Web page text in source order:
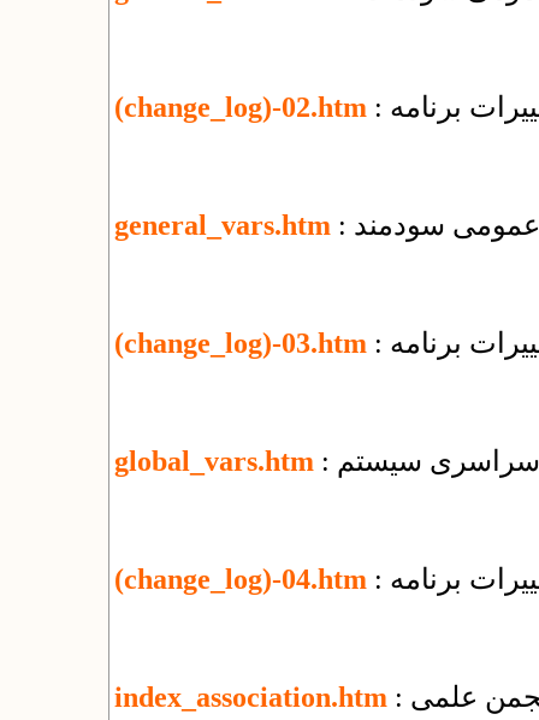
(change_log)-02.htm برنامه
general_vars.htm عمومی سودمند
(change_log)-03.htm برنامه
global_vars.htm سراسری سیستم
(change_log)-04.htm برنامه
index_association.htm علمی